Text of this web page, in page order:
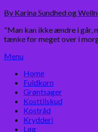
Skip
content
By Karina Sundhed og
"Man kan ikke ændre i går,
tænke for meget over i
Menu
Home
Fuldkorn
Grøntsager
Kosttilskud
Kostråd
Krydderi
Løg